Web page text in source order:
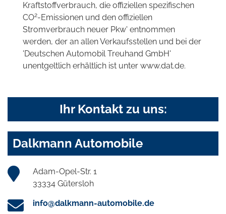
Kraftstoffverbrauch, die offiziellen spezifischen
CO2-Emissionen und den offiziellen
Stromverbrauch neuer Pkw' entnommen
werden, der an allen Verkaufsstellen und bei der
'Deutschen Automobil Treuhand GmbH'
unentgeltlich erhältlich ist unter www.dat.de.
Ihr Kontakt zu uns:
Dalkmann Automobile
Adam-Opel-Str. 1
33334 Gütersloh
info@dalkmann-automobile.de